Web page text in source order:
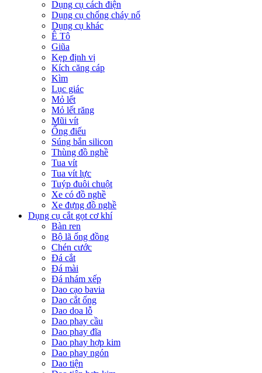
Dụng cụ cách điện
Dụng cụ chống cháy nổ
Dụng cụ khác
Ê Tô
Giũa
Kẹp định vị
Kích căng cáp
Kìm
Lục giác
Mỏ lết
Mỏ lết răng
Mũi vít
Ống điếu
Súng bắn silicon
Thùng đồ nghề
Tua vít
Tua vít lực
Tuýp đuôi chuột
Xe có đồ nghề
Xe đựng đồ nghề
Dụng cụ cắt gọt cơ khí
Bàn ren
Bộ lã ống đồng
Chén cước
Đá cắt
Đá mài
Đá nhám xếp
Dao cạo bavia
Dao cắt ống
Dao doa lỗ
Dao phay cầu
Dao phay đĩa
Dao phay hợp kim
Dao phay ngón
Dao tiện